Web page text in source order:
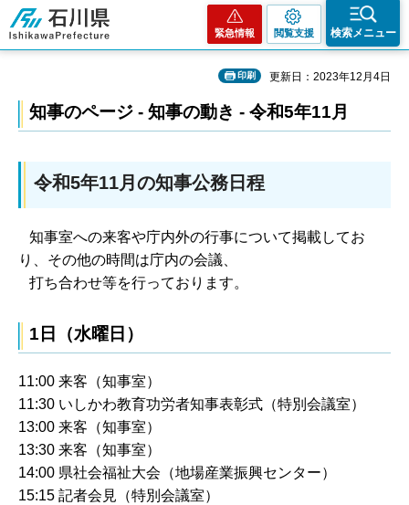
石川県
緊急情報 閲覧支援 検索メニュー
印刷 更新日：2023年12月4日
知事のページ - 知事の動き - 令和5年11月
令和5年11月の知事公務日程
知事室への来客や庁内外の行事について掲載してお
り、その他の時間は庁内の会議、
打ち合わせ等を行っております。
1日（水曜日）
11:00 来客（知事室）
11:30 いしかわ教育功労者知事表彰式（特別会議室）
13:00 来客（知事室）
13:30 来客（知事室）
14:00 県社会福祉大会（地場産業振興センター）
15:15 記者会見（特別会議室）